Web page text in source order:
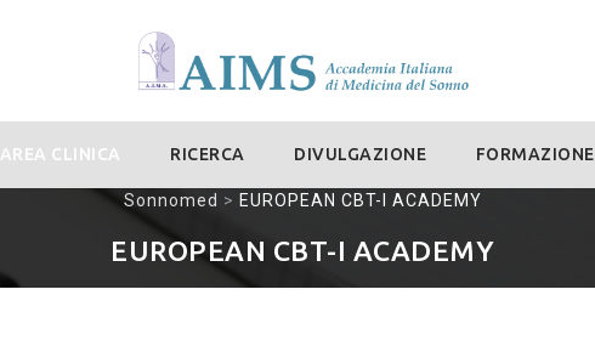
AREA CLINICA RICERCA DIVULGAZIONE FORMAZIONE
Sonnomed > EUROPEAN CBT-I ACADEMY
EUROPEAN CBT-I ACADEMY